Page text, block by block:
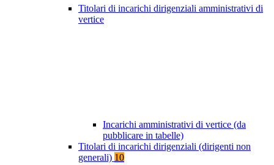
Titolari di incarichi dirigenziali amministrativi di
vertice
Incarichi amministrativi di vertice (da
pubblicare in tabelle)
Titolari di incarichi dirigenziali (dirigenti non
generali) 10